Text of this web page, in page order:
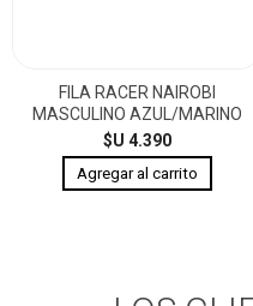
FILA RACER NAIROBI
MASCULINO AZUL/MARINO
$U 4.390